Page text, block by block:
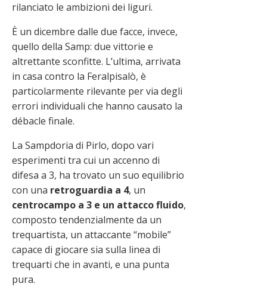
rilanciato le ambizioni dei liguri.
È un dicembre dalle due facce, invece,
quello della Samp: due vittorie e
altrettante sconfitte. L’ultima, arrivata
in casa contro la Feralpisalò, è
particolarmente rilevante per via degli
errori individuali che hanno causato la
débacle finale.
La Sampdoria di Pirlo, dopo vari
esperimenti tra cui un accenno di
difesa a 3, ha trovato un suo equilibrio
con una retroguardia a 4, un
centrocampo a 3 e un attacco fluido,
composto tendenzialmente da un
trequartista, un attaccante “mobile”
capace di giocare sia sulla linea di
trequarti che in avanti, e una punta
pura.